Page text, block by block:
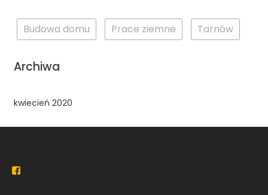
Budowa domu Prace ziemne Tarnów
Archiwa
kwiecień 2020